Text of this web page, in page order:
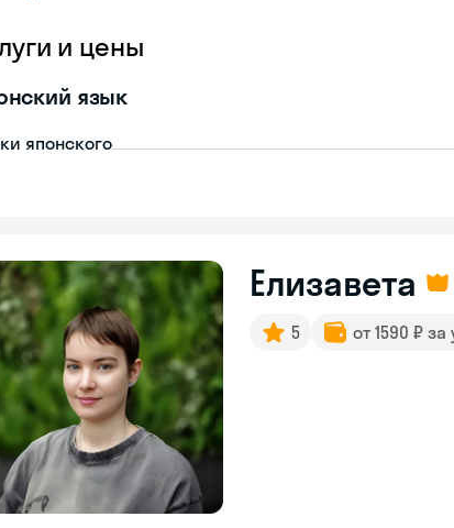
и цены
язык
японского
Елизавета
5 от 1590 ₽ за